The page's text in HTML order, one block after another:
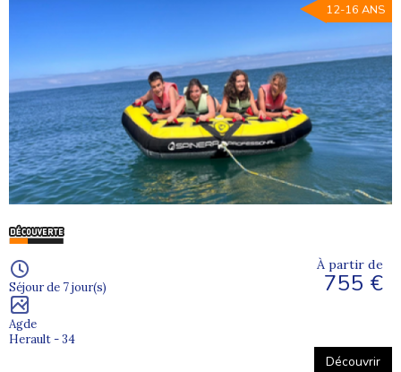
12-16 ANS
Séjour de 7 jour(s)
Agde
Herault - 34
À partir de
755 €
Découvrir